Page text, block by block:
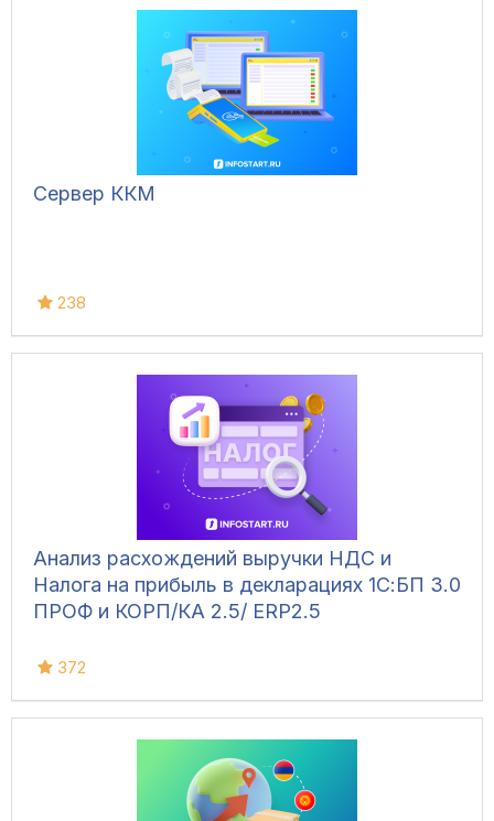
Сервер ККМ
238
Анализ расхождений выручки НДС и
Налога на прибыль в декларациях 1С:БП 3.0
ПРОФ и КОРП/КА 2.5/ ЕRP2.5
372